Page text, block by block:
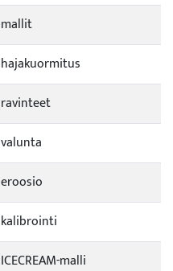
mallit
hajakuormitus
ravinteet
valunta
eroosio
kalibrointi
ICECREAM-malli